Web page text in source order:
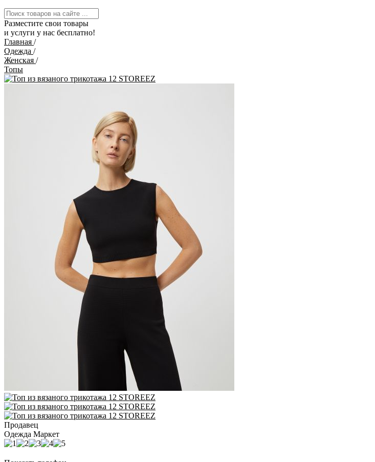
Разместите свои товары
и услуги у нас бесплатно!
Главная /
Одежда /
Женская /
Топы
Продавец
Одежда Маркет